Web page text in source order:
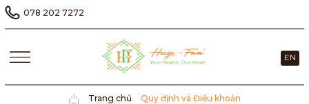
078 202 7272
EN
Trang chủ
Quy định và Điều khoản